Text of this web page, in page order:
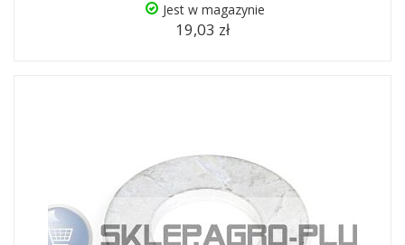
Jest w magazynie
19,03 zł